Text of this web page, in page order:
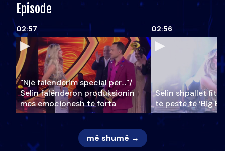
Episode
02:57
"Një falenderim special për…"/
Selin falënderon produksionin
mes emocionesh të forta
02:56
Selin shpallet
të pestë të ‘Big
më shumë →